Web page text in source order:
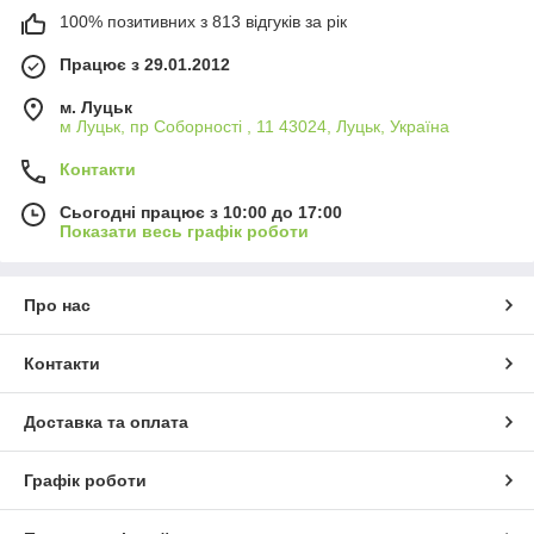
100% позитивних з 813 відгуків за рік
Працює з 29.01.2012
м. Луцьк
м Луцьк, пр Соборності , 11 43024, Луцьк, Україна
Контакти
Сьогодні працює з 10:00 до 17:00
Показати весь графік роботи
Про нас
Контакти
Доставка та оплата
Графік роботи